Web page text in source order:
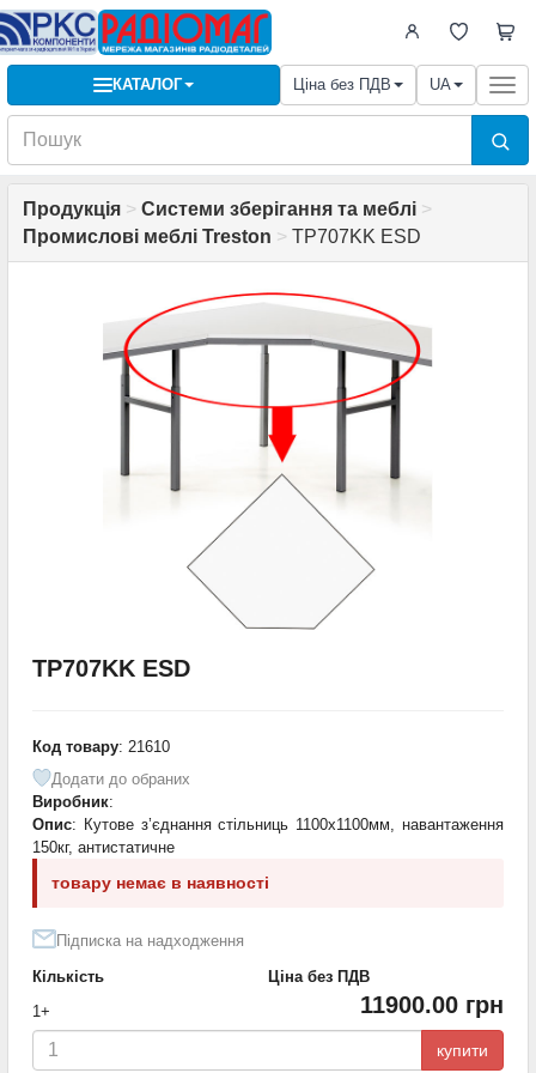
КАТАЛОГ Ціна без ПДВ UA
Продукція > Системи зберігання та меблі >
Промислові меблі Treston > TP707KK ESD
TP707KK ESD
Код товару: 21610
Додати до обраних
Виробник:
Опис: Кутове з’єднання стільниць 1100х1100мм, навантаження
150кг, антистатичне
товару немає в наявності
Підписка на надходження
Кількість
Ціна без ПДВ
1+
11900.00 грн
купити